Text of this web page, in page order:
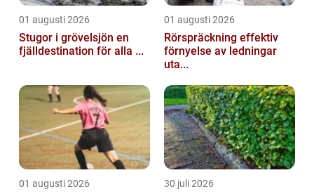
01 augusti 2026
Stugor i grövelsjön en
fjälldestination för alla ...
01 augusti 2026
Rörspräckning effektiv
förnyelse av ledningar
uta...
01 augusti 2026 30 juli 2026